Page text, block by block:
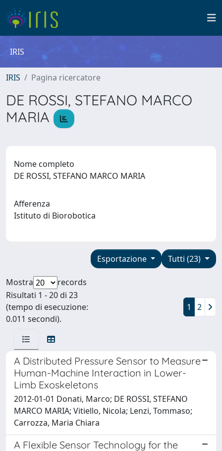
IRIS
IRIS Pagina ricercatore
DE ROSSI, STEFANO MARCO
MARIA
Nome completo
DE ROSSI, STEFANO MARCO MARIA
Afferenza
Istituto di Biorobotica
Tutti (23)
Esportazione
Mostra
records
Risultati 1 - 20 di 23
(tempo di esecuzione:
0.011 secondi).
1 2
A Distributed Pressure Sensor to Measure
Human-Machine Interaction in Lower-
Limb Exoskeletons
2012-01-01 Donati, Marco; DE ROSSI, STEFANO
MARCO MARIA; Vitiello, Nicola; Lenzi, Tommaso;
Carrozza, Maria Chiara
A Flexible Sensor Technology for the